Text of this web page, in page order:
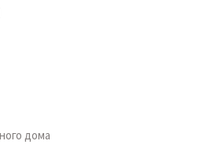
дома